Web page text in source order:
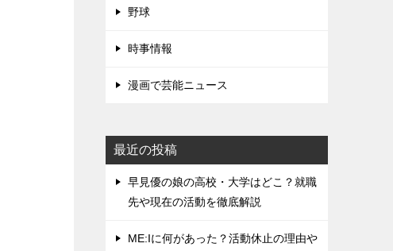
野球
時事情報
漫画で芸能ニュース
最近の投稿
早見優の娘の高校・大学はどこ？就職
先や現在の活動を徹底解説
ME:Iに何があった？活動休止の理由や